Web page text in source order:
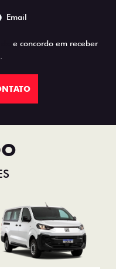
Email
e concordo em receber